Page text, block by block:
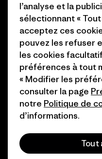
finançons
Nos magasins
© 2026 Patagonia, Inc. All
français
l’analyse et la
sélectionnant «
acceptez ces
pouvez les refuser
les cookies
préférences à tout
« Modifier les
consulter la page
notre Politique de
d’informations.
Tout